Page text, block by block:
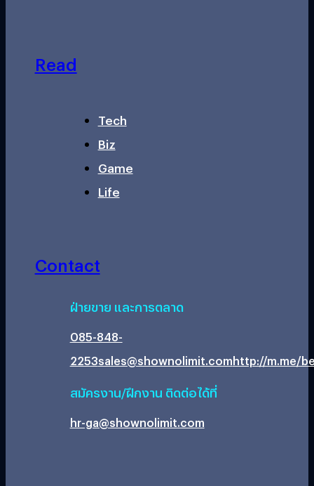
Read
Tech
Biz
Game
Life
Contact
ฝ่ายขาย และการตลาด
085-848-
2253sales@shownolimit.comhttp://m.me/
สมัครงาน/ฝึกงาน ติดต่อได้ที่
hr-ga@shownolimit.com